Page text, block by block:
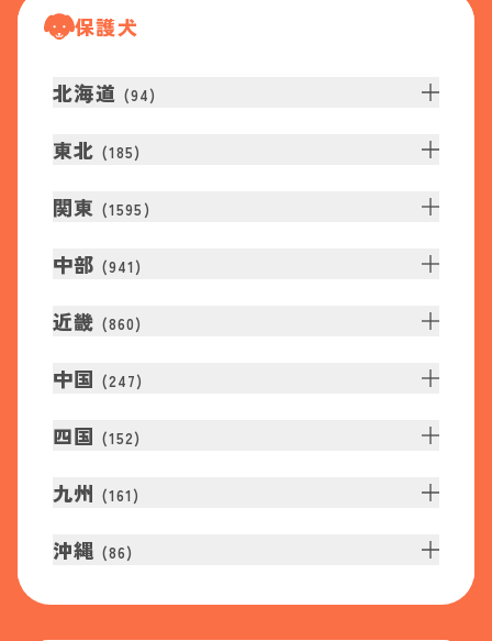
保護犬
北海道 (94)
東北 (185)
関東 (1595 )
中部 (941 )
近畿 (860)
中国 (247)
四国 (152)
九州 (161 )
沖縄 (86)